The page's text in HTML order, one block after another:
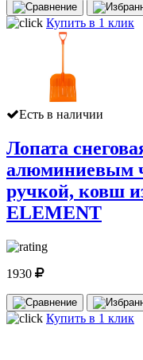
Купить в 1 клик
Есть в наличии
Лопата
алюминиевым
ручкой, ковш
ELEMENT
1930
Купить в 1 клик